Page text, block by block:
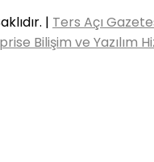
| Ters Açı
Bilişim ve Yazılım